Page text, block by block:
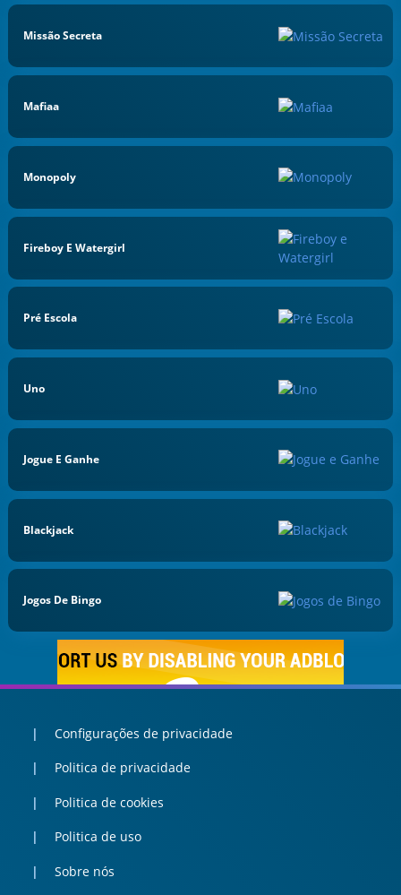
Missão Secreta
Mafiaa
Monopoly
Fireboy E Watergirl
Pré Escola
Uno
Jogue E Ganhe
Blackjack
Jogos De Bingo
Configurações de privacidade
Politica de privacidade
Politica de cookies
Politica de uso
Sobre nós